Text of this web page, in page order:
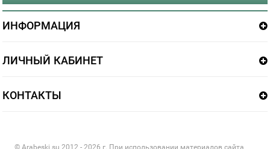
ИНФОРМАЦИЯ
ЛИЧНЫЙ КАБИНЕТ
КОНТАКТЫ
© Arabeski.su 2012 - 2026 г. При использовании материалов сайта